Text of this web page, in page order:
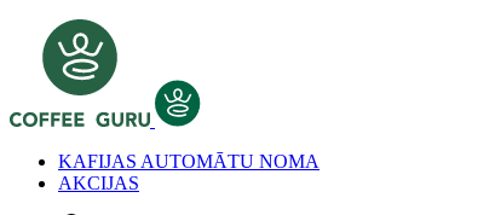
KAFIJAS AUTOMĀTU NOMA
AKCIJAS